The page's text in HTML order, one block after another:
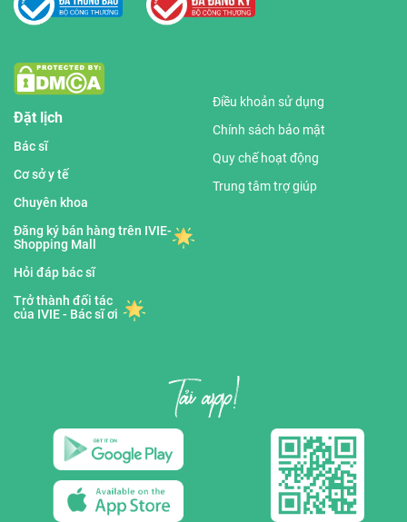
Đặt lịch
Bác sĩ
Cơ sở y tế
Chuyên khoa
Đăng ký bán hàng trên IVIE-
Shopping Mall
Hỏi đáp bác sĩ
Trở thành đối tác
của IVIE - Bác sĩ ơi
Điều khoản sử dụng
Chính sách bảo mật
Quy chế hoạt động
Trung tâm trợ giúp